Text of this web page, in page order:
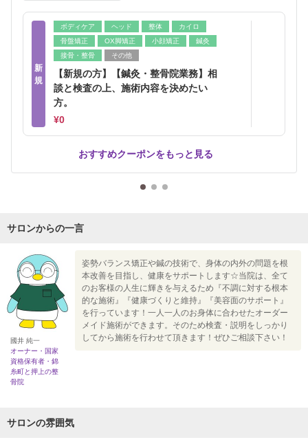
新
規
ボディケア ヘッド 整体
カイロ
骨盤矯正
OX脚矯正 小顔矯正
鍼灸
接骨・整骨
その他
【新規の方】【鍼灸・整骨院業務】相
談と検査の上、施術内容を決めたい
方。
¥0
おすすめクーポンをもっと見る
サロンからの一言
國井 純一
オーナー・国家
資格保有者・錦
糸町と押上の整
骨院
姿勢バランス矯正や鍼の技術で、身体の内外の問題を根
本改善を目指し、健康をサポートします☆当院は、全て
のお客様の人生に輝きを与えるため『不調に対する根本
的な施術』『健康づくりと維持』『美容面のサポート』
を行っています！一人一人のお身体に合わせたオーダー
メイド施術ができます。そのため検査・説明をしっかり
してから施術を行わせて頂きます！ぜひご相談下さい！
サロンの雰囲気